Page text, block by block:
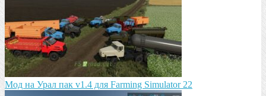
Мод на Урал пак v1.4 для Farming Simulator 22